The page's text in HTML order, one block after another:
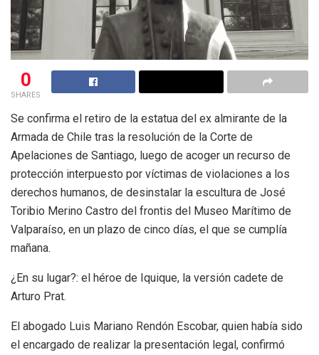
0
SHARES
Se confirma el retiro de la estatua del ex almirante de la
Armada de Chile tras la resolución de la Corte de
Apelaciones de Santiago, luego de acoger un recurso de
protección interpuesto por víctimas de violaciones a los
derechos humanos, de desinstalar la escultura de José
Toribio Merino Castro del frontis del Museo Marítimo de
Valparaíso, en un plazo de cinco días, el que se cumplía
mañana.
¿En su lugar?: el héroe de Iquique, la versión cadete de
Arturo Prat.
El abogado Luis Mariano Rendón Escobar, quien había sido
el encargado de realizar la presentación legal, confirmó